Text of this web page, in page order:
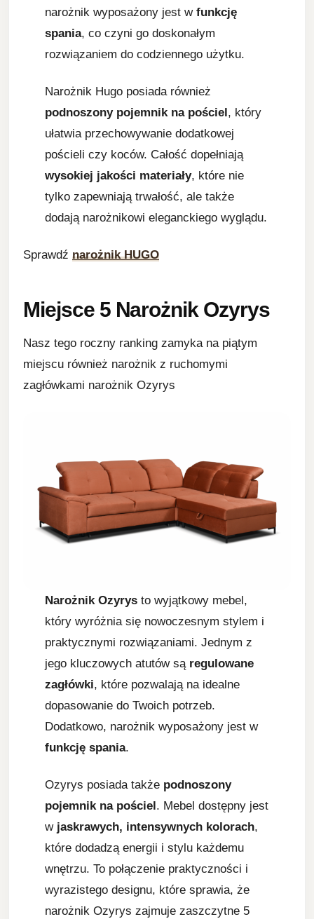
narożnik wyposażony jest w funkcję
spania, co czyni go doskonałym
rozwiązaniem do codziennego użytku.
Narożnik Hugo posiada również
podnoszony pojemnik na pościel, który
ułatwia przechowywanie dodatkowej
pościeli czy koców. Całość dopełniają
wysokiej jakości materiały, które nie
tylko zapewniają trwałość, ale także
dodają narożnikowi eleganckiego wyglądu.
Sprawdź narożnik HUGO
Miejsce 5 Narożnik Ozyrys
Nasz tego roczny ranking zamyka na piątym
miejscu również narożnik z ruchomymi
zagłówkami narożnik Ozyrys
Narożnik Ozyrysto wyjątkowy mebel,
który wyróżnia się nowoczesnym stylem i
praktycznymi rozwiązaniami. Jednym z
jego kluczowych atutów są regulowane
zagłówki, które pozwalają na idealne
dopasowanie do Twoich potrzeb.
Dodatkowo, narożnik wyposażony jest w
funkcję spania.
Ozyrys posiada także podnoszony
pojemnik na pościel . Mebel dostępny jest
w jaskrawych, intensywnych kolorach,
które dodadzą energii i stylu każdemu
wnętrzu. To połączenie praktyczności i
wyrazistego designu, które sprawia, że
narożnik Ozyrys zajmuje zaszczytne 5